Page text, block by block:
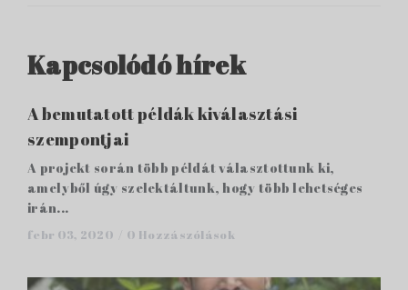
Kapcsolódó hírek
A bemutatott példák kiválasztási
szempontjai
A projekt során több példát választottunk ki,
amelyből úgy szelektáltunk, hogy több lehetséges
irán...
febr 03, 2020 / 0 Hozzászólások